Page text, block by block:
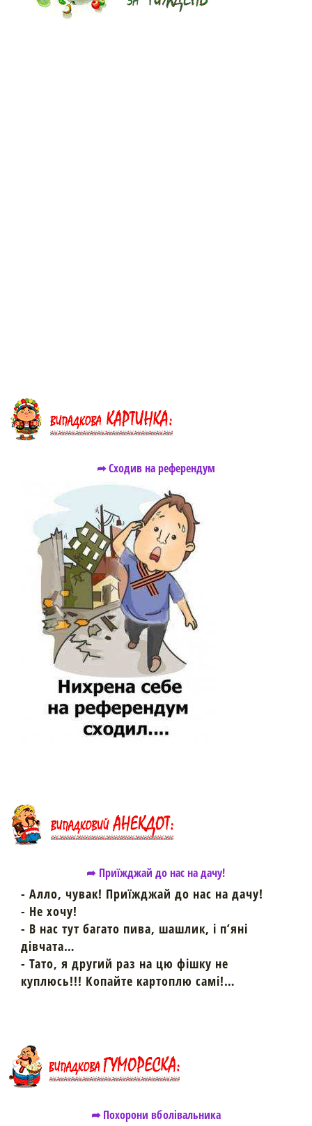
➦ Сходив на референдум
➦ Приїжджай до нас на дачу!
- Алло, чувак! Приїжджай до нас на дачу!
- Не хочу!
- В нас тут багато пива, шашлик, і п’яні
дівчата…
- Тато, я другий раз на цю фішку не
куплюсь!!! Копайте картоплю самі!…
➦ Похорони вболівальника